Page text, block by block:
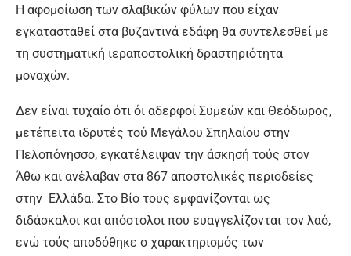
Η αφομοίωση των σλαβικών φύλων που είχαν
εγκατασταθεί στα βυζαντινά εδάφη θα συντελεσθεί με
τη συστηματική ιεραποστολική δραστηριότητα
μοναχών.
Δεν είναι τυχαίο ότι όι αδερφοί Συμεών και Θεόδωρος,
μετέπειτα ιδρυτές τού Μεγάλου Σπηλαίου στην
Πελοπόνησσο, εγκατέλειψαν την άσκησή τούς στον
Άθω και ανέλαβαν στα 867 αποστολικές περιοδείες
στην Ελλάδα. Στο Βίο τους εμφανίζονται ως
διδάσκαλοι και απόστολοι που ευαγγελίζονται τον λαό,
ενώ τούς αποδόθηκε ο χαρακτηρισμός των